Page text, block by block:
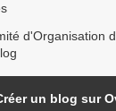
d'Organisation
un blog sur